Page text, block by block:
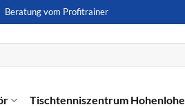
vom Profitrainer
Tischtenniszentrum Hohenlohe